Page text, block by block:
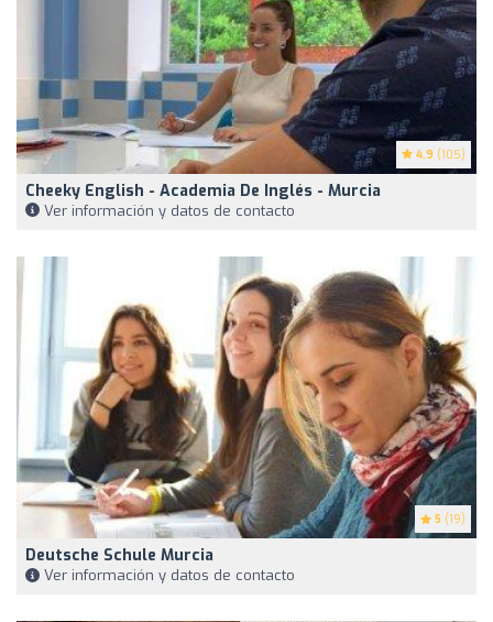
4.9 (105)
Cheeky English - Academia De Inglés - Murcia
Ver información y datos de contacto
5 (19)
Deutsche Schule Murcia
Ver información y datos de contacto